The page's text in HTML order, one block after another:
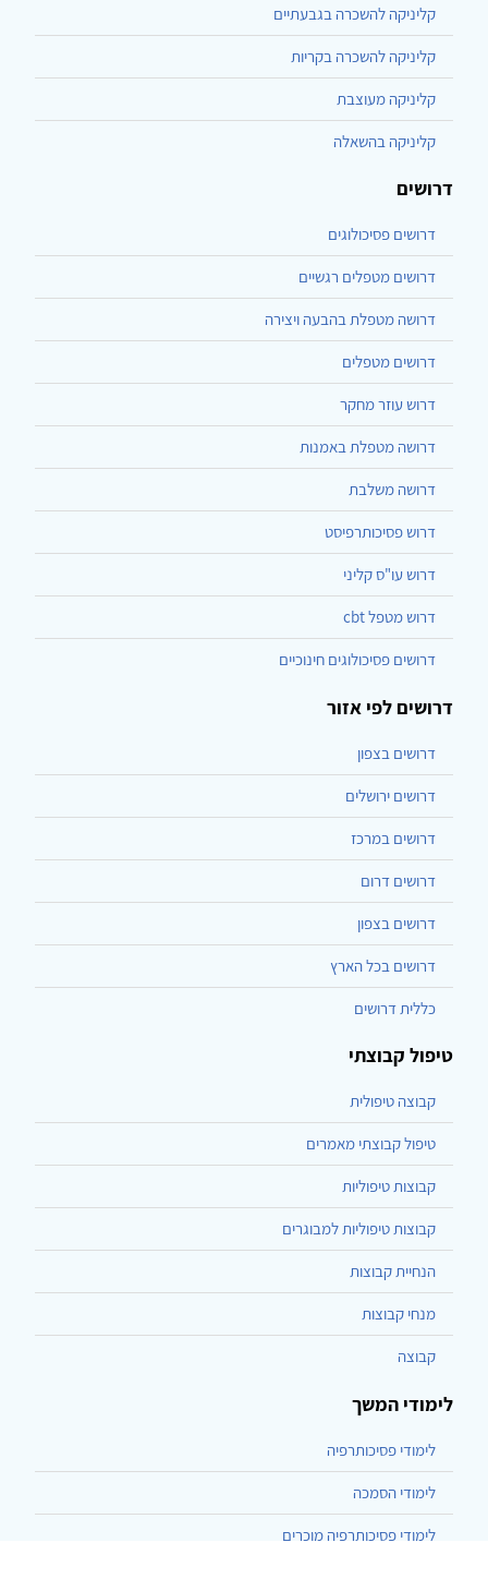
קליניקה להשכרה בגבעתיים
קליניקה להשכרה בקריות
קליניקה מעוצבת
קליניקה בהשאלה
דרושים
דרושים פסיכולוגים
דרושים מטפלים רגשיים
דרושה מטפלת בהבעה ויצירה
דרושים מטפלים
דרוש עוזר מחקר
דרושה מטפלת באמנות
דרושה משלבת
דרוש פסיכותרפיסט
דרוש עו"ס קליני
דרוש מטפל cbt
דרושים פסיכולוגים חינוכיים
דרושים לפי אזור
דרושים בצפון
דרושים ירושלים
דרושים במרכז
דרושים דרום
דרושים בצפון
דרושים בכל הארץ
כללית דרושים
טיפול קבוצתי
קבוצה טיפולית
טיפול קבוצתי מאמרים
קבוצות טיפוליות
קבוצות טיפוליות למבוגרים
הנחיית קבוצות
מנחי קבוצות
קבוצה
לימודי המשך
לימודי פסיכותרפיה
לימודי הסמכה
לימודי פסיכותרפיה מוכרים